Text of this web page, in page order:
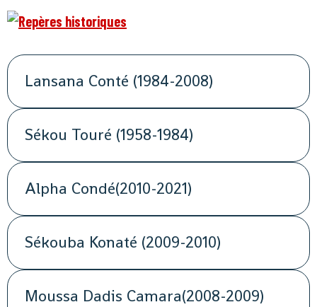
Lansana Conté (1984-2008)
Sékou Touré (1958-1984)
Alpha Condé(2010-2021)
Sékouba Konaté (2009-2010)
Moussa Dadis Camara(2008-2009)